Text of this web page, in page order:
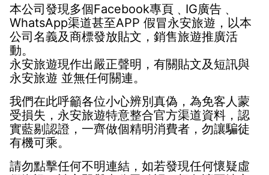
本公司發現多個Facebook專頁 IG廣告
WhatsApp渠道甚至APP 假冒永安旅遊 ，以本
公司名義及商標發放貼文，銷售旅遊推廣活
動。
永安旅遊現作出嚴正聲明，有關貼文及短訊與
永安旅遊 並無任何關連。
我們在此呼籲各位小心辨別真偽， 為免客人蒙
受損失，永安旅遊特意整合官方渠道資料，認
實藍剔認證，一齊做個精明消費者，勿讓騙徒
有機可乘。
請勿點擊任何不明連結，如若發現任何懷疑虛